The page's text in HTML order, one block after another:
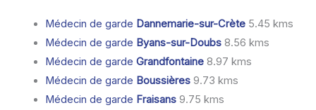
Médecin de garde Dannemarie-sur-Crète5.45 kms
Médecin de garde Byans-sur-Doubs8.56 kms
Médecin de garde Grandfontaine8.97 kms
Médecin de garde Boussières9.73 kms
Médecin de garde Fraisans9.75 kms